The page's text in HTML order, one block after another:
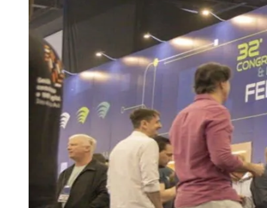
Cidades da Região
Santana de Parnaíba
ItapeviCotia Pirapora
Para Sua Empresa
Anuncie Regional
Guia de Empresas
Vagas na RegiãoNovo
Hub de Negócios
Guia Comercial
Selo Verificado
Portal Educacional
Agenda de Vestibulares
Vagas de Emprego
Concursos
Panorama Econômico
Panorama Econômico